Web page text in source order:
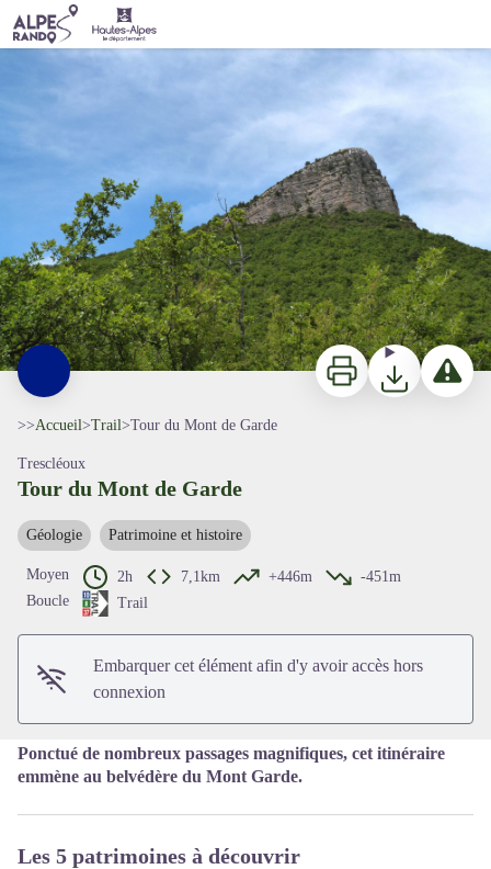
Tour du Mont de Garde
Voir l'image en plein écran
ImprimerTéléchargerSignaler
>>Accueil>Trail>Tour du Mont de Garde
Trescléoux
Tour du Mont de Garde
Géologie Patrimoine et histoire
Moyen 2h 7,1km +446m
-451m
Boucle
Trail
Embarquer cet élément afin d'y avoir accès hors
connexion
Ponctué de nombreux passages magnifiques, cet itinéraire
emmène au belvédère du Mont Garde.
Les 5 patrimoines à découvrir